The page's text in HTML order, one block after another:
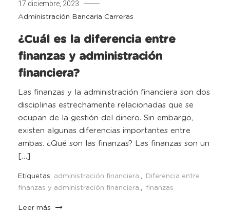
17 diciembre, 2023
Administración Bancaria Carreras
¿Cuál es la diferencia entre
finanzas y administración
financiera?
Las finanzas y la administración financiera son dos
disciplinas estrechamente relacionadas que se
ocupan de la gestión del dinero. Sin embargo,
existen algunas diferencias importantes entre
ambas. ¿Qué son las finanzas? Las finanzas son un
[…]
Etiquetas administración financiera ,
Diferencia entre
finanzas y administración financiera , finanzas
Leer más